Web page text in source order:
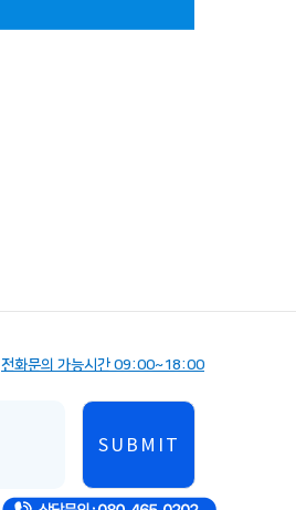
전화문의 가능시간 09:00~18:00
SUBMIT